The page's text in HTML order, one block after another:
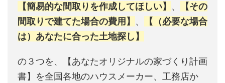
【簡易的な間取りを作成してほしい】 、
【その
間取りで建てた場合の費用】 、
【（必要な場合
は）あなたに合った土地探し】
の３つを、【あなたオリジナルの家づくり計画
書】を全国各地のハウスメーカー、工務店か